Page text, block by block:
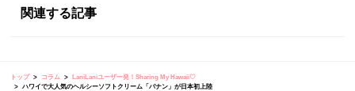
関連する記事
トップ コラム
LaniLaniユーザー発！Sharing My Hawaii♡
ハワイで大人気のヘルシーソフトクリーム「バナン」が日本初上陸